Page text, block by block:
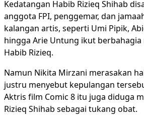
Kedatangan Habib Rizieq Shihab
anggota FPI, penggemar, dan
kalangan artis, seperti Umi Pipik,
hingga Arie Untung ikut
Habib Rizieq.
Namun Nikita Mirzani merasakan
justru menyebut kepulangan
Aktris film Comic 8 itu juga diduga
Rizieq Shihab sebagai tukang obat.